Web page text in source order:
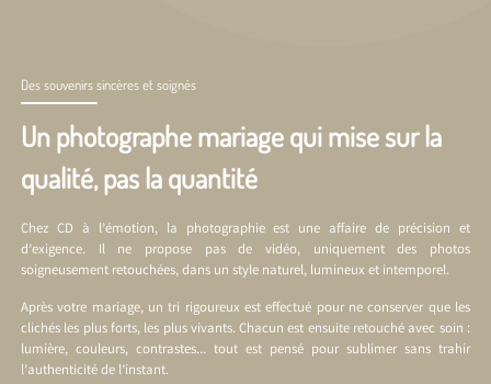
Des souvenirs sincères et soignés
Un photographe mariage qui mise sur la
qualité, pas la quantité
Chez CD à l’émotion, la photographie est une affaire de précision et
d’exigence. Il ne propose pas de vidéo, uniquement des photos
soigneusement retouchées, dans un style naturel, lumineux et intemporel.
Après votre mariage, un tri rigoureux est effectué pour ne conserver que les
clichés les plus forts, les plus vivants. Chacun est ensuite retouché avec soin :
lumière, couleurs, contrastes… tout est pensé pour sublimer sans trahir
l’authenticité de l’instant.